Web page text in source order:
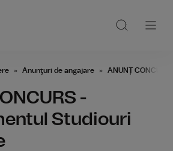
Anunţuri de angajare ANUNȚ
-
Studiouri